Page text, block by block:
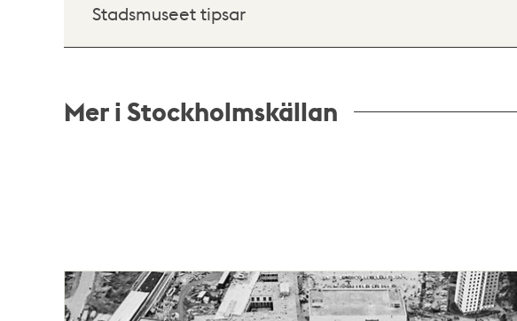
Stadsmuseet tipsar
Mer i Stockholmskällan